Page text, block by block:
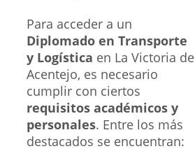
Para acceder a un
Diplomado en Transporte
y Logística en La Victoria de
Acentejo, es necesario
cumplir con ciertos
requisitos académicos y
personales. Entre los más
destacados se encuentran: